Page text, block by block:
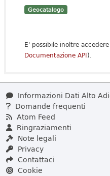
Geocatalogo
E' possibile inoltre
Documentazione API).
Informazioni Dati Alto
Domande frequenti
Atom Feed
Ringraziamenti
Note legali
Privacy
Contattaci
Cookie